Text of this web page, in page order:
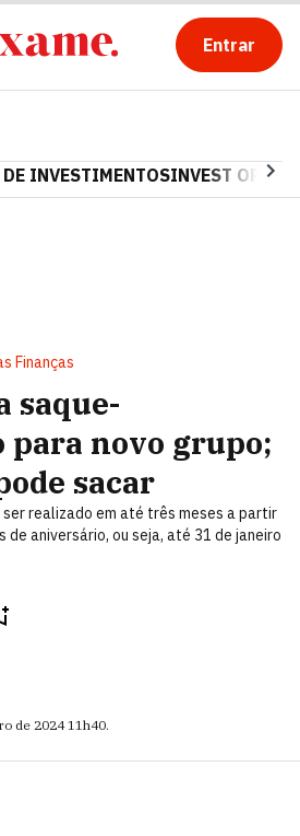
Entrar
INVESTIMENTOSINVEST OPINA
Finanças
saque-
novo grupo;
sacar
ser realizado em até três meses a partir
de aniversário, ou seja, até 31 de janeiro
de 2024 11h40.